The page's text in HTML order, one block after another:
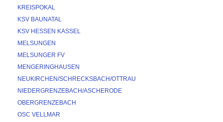
KREISPOKAL
KSV BAUNATAL
KSV HESSEN KASSEL
MELSUNGEN
MELSUNGER FV
MENGERINGHAUSEN
NEUKIRCHEN/SCHRECKSBACH/OTTRAU
NIEDERGRENZEBACH/ASCHERODE
OBERGRENZEBACH
OSC VELLMAR